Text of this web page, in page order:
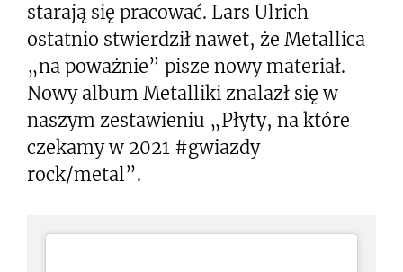
starają się pracować. Lars Ulrich
ostatnio stwierdził nawet, że Metallica
„na poważnie” pisze nowy materiał.
Nowy album Metalliki znalazł się w
naszym zestawieniu „Płyty, na które
czekamy w 2021 #gwiazdy
rock/metal”.